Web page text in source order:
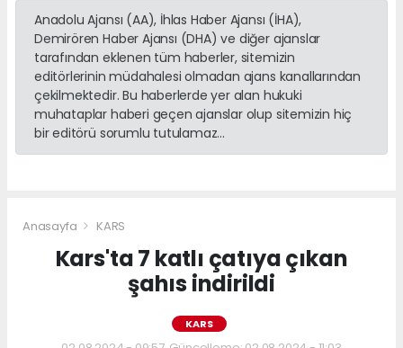
Anadolu Ajansı (AA), İhlas Haber Ajansı (İHA),
Demirören Haber Ajansı (DHA) ve diğer ajanslar
tarafından eklenen tüm haberler, sitemizin
editörlerinin müdahalesi olmadan ajans kanallarından
çekilmektedir. Bu haberlerde yer alan hukuki
muhataplar haberi geçen ajanslar olup sitemizin hiç
bir editörü sorumlu tutulamaz...
Anasayfa KARS
Kars'ta 7 katlı çatıya çıkan
şahıs indirildi
KARS